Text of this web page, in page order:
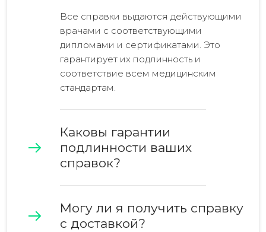
Все справки выдаются действующими
врачами с соответствующими
дипломами и сертификатами. Это
гарантирует их подлинность и
соответствие всем медицинским
стандартам.
Каковы гарантии
подлинности ваших
справок?
Могу ли я получить справку
с доставкой?